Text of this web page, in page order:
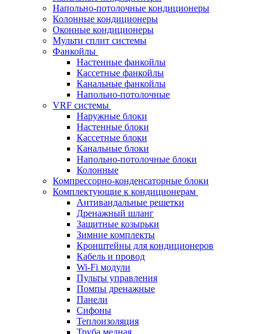
Напольно-потолочные кондиционеры
Колонные кондиционеры
Оконные кондиционеры
Мульти сплит системы
Фанкойлы
Настенные фанкойлы
Кассетные фанкойлы
Канальные фанкойлы
Напольно-потолочные
VRF системы
Наружные блоки
Настенные блоки
Кассетные блоки
Канальные блоки
Напольно-потолочные блоки
Колонные
Компрессорно-конденсаторные блоки
Комплектующие к кондиционерам
Антивандальные решетки
Дренажный шланг
Защитные козырьки
Зимние комплекты
Кронштейны для кондиционеров
Кабель и провод
Wi-Fi модули
Пульты управления
Помпы дренажные
Панели
Сифоны
Теплоизоляция
Труба медная